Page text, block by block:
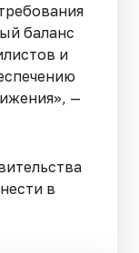
баланс
и
—
в